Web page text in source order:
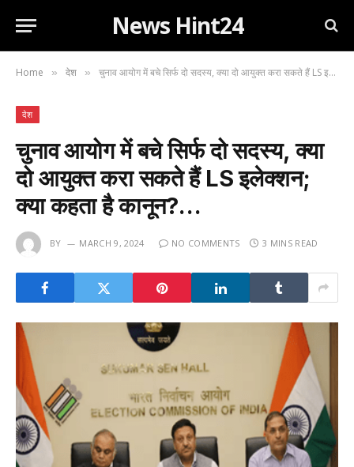
News Hint24
Home » देश » चुनाव आयोग में बचे सिर्फ दो सदस्य, क्या दो आयुक्त करा सकते हैं LS इलेक्शन; क्या कहता है कानून?…
देश
चुनाव आयोग में बचे सिर्फ दो सदस्य, क्या
दो आयुक्त करा सकते हैं LS इलेक्शन;
क्या कहता है कानून?…
BY MARCH 9, 2024 NO COMMENTS 3 MINS READ